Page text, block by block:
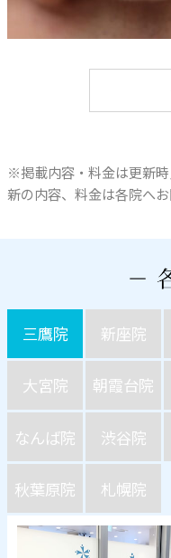
※掲載内容・料金は更新
新の内容、料金は各院へお
三鷹院 新座院
大宮院 朝霞台院
なんば院 渋谷院
秋葉原院 札幌院